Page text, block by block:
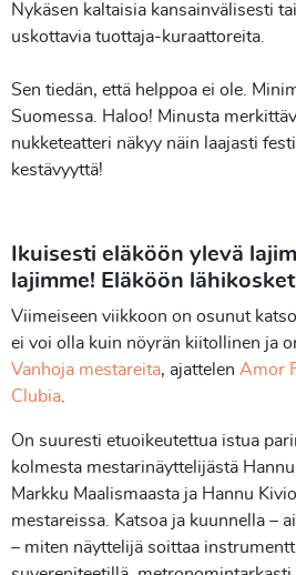
Nykäsen kaltaisia kansainvälisesti
uskottavia tuottaja-kuraattoreita.
Sen tiedän, että helppoa ei ole.
Suomessa. Haloo! Minusta
nukketeatteri näkyy näin laajasti
kestävyyttä!
Ikuisesti eläköön ylevä
lajimme! Eläköön
Viimeiseen viikkoon on osunut
ei voi olla kuin nöyrän kiitollinen ja
Vanhoja mestareita, ajattelen Amor
Clubia
On suuresti etuoikeutettua istua
kolmesta mestarinäyttelijästä
Markku Maalismaasta ja Hannu
mestareissa. Katsoa ja kuunnella –
– miten näyttelijä soittaa